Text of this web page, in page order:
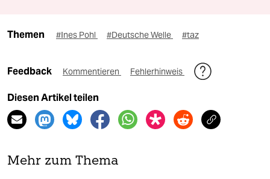
Themen #Ines Pohl #Deutsche Welle #taz
Feedback Kommentieren Fehlerhinweis
Diesen Artikel teilen
Mehr zum Thema